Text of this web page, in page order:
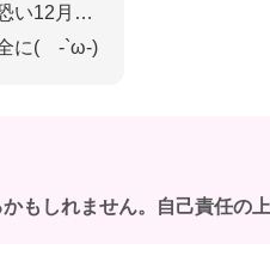
い12月…
に( -`ω-)
もしれません。自己責任の